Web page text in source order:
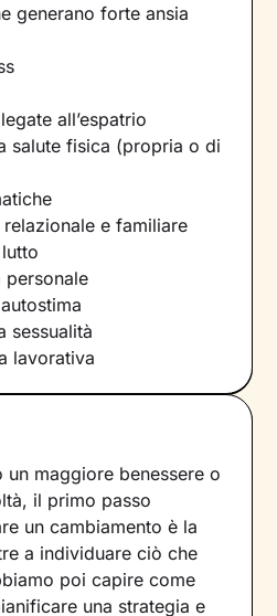
generano forte ansia
all’espatrio
salute fisica (propria o di
e familiare
personale
sessualità
lavorativa
un maggiore benessere o
il primo passo
un cambiamento è la
a individuare ciò che
poi capire come
una strategia e